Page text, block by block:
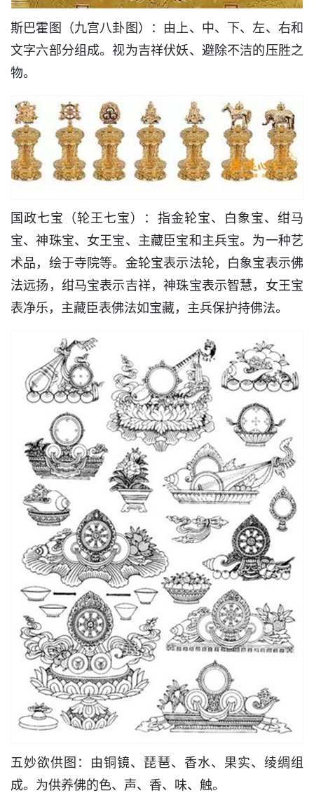
斯巴霍图（九宫八卦图）：由上、中、下、左、右和
文字六部分组成。视为吉祥伏妖、避除不洁的压胜之
物。
国政七宝（轮王七宝）：指金轮宝、白象宝、绀马
宝、神珠宝、女王宝、主藏臣宝和主兵宝。为一种艺
术品，绘于寺院等。金轮宝表示法轮，白象宝表示佛
法远扬，绀马宝表示吉祥，神珠宝表示智慧，女王宝
表净乐，主藏臣表佛法如宝藏，主兵保护持佛法。
五妙欲供图：由铜镜、琵琶、香水、果实、绫绸组
成。为供养佛的色、声、香、味、触。